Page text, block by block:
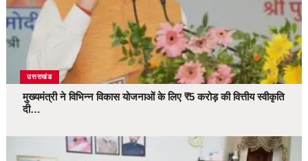
उत्तराखंड
मुख्यमंत्री ने विभिन्न विकास योजनाओं के लिए ₹5 करोड़ की वित्तीय स्वीकृति
दी…